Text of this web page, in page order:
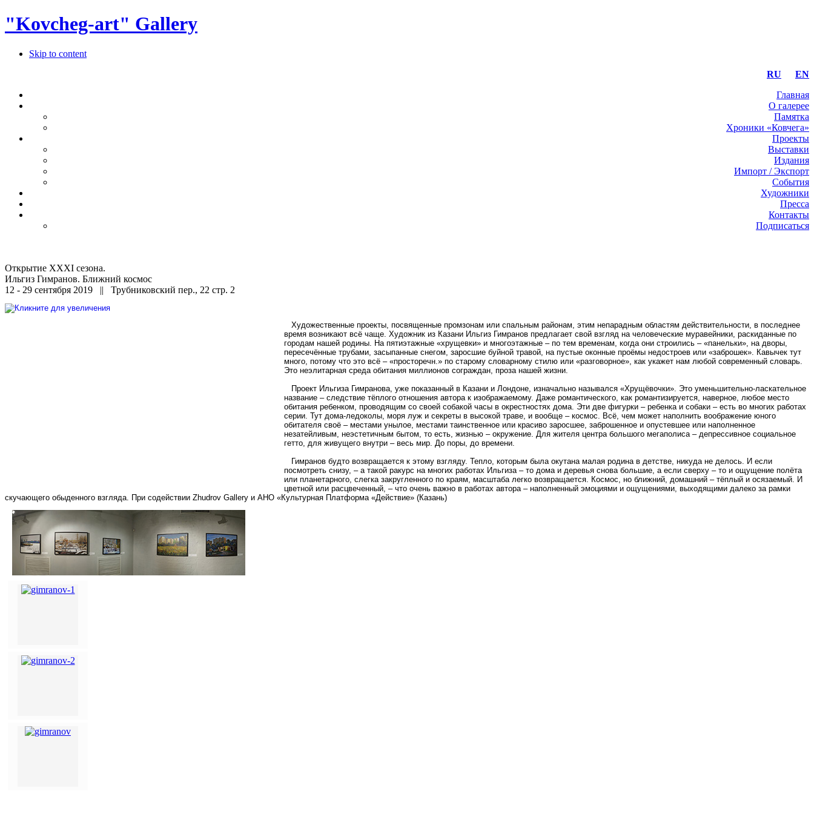
"Kovcheg-art" Gallery
Skip to content
RU
EN
Главная
О галерее
Памятка
Хроники «Ковчега»
Проекты
Выставки
Издания
Импорт / Экспорт
События
Художники
Пресса
Контакты
Подписаться
Открытие ХХХI сезона.
Ильгиз Гимранов. Ближний космос
12 - 29 сентября 2019 || Трубниковский пер., 22 стр. 2
Художественные проекты, посвященные промзонам или спальным районам, этим непарадным областям действительности, в последнее
время возникают всё чаще. Художник из Казани Ильгиз Гимранов предлагает свой взгляд на человеческие муравейники, раскиданные по
городам нашей родины. На пятиэтажные «хрущевки» и многоэтажные – по тем временам, когда они строились – «панельки», на дворы,
пересечённые трубами, засыпанные снегом, заросшие буйной травой, на пустые оконные проёмы недостроев или «заброшек». Кавычек тут
много, потому что это всё – «просторечн.» по старому словарному стилю или «разговорное», как укажет нам любой современный словарь.
Это неэлитарная среда обитания миллионов сограждан, проза нашей жизни.
Проект Ильгиза Гимранова, уже показанный в Казани и Лондоне, изначально назывался «Хрущёвочки». Это уменьшительно-ласкательное
название – следствие тёплого отношения автора к изображаемому. Даже романтического, как романтизируется, наверное, любое место
обитания ребенком, проводящим со своей собакой часы в окрестностях дома. Эти две фигурки – ребенка и собаки – есть во многих работах
серии. Тут дома-ледоколы, моря луж и секреты в высокой траве, и вообще – космос. Всё, чем может наполнить воображение юного
обитателя своё – местами унылое, местами таинственное или красиво заросшее, заброшенное и опустевшее или наполненное
незатейливым, неэстетичным бытом, то есть, жизнью – окружение. Для жителя центра большого мегаполиса – депрессивное социальное
гетто, для живущего внутри – весь мир. До поры, до времени.
Гимранов будто возвращается к этому взгляду. Тепло, которым была окутана малая родина в детстве, никуда не делось. И если
посмотреть снизу, – а такой ракурс на многих работах Ильгиза – то дома и деревья снова большие, а если сверху – то и ощущение полёта
или планетарного, слегка закругленного по краям, масштаба легко возвращается. Космос, но ближний, домашний – тёплый и осязаемый. И
цветной или расцвеченный, – что очень важно в работах автора – наполненный эмоциями и ощущениями, выходящими далеко за рамки
скучающего обыденного взгляда. При содействии Zhudrov Gallery и АНО «Культурная Платформа «Действие» (Казань)